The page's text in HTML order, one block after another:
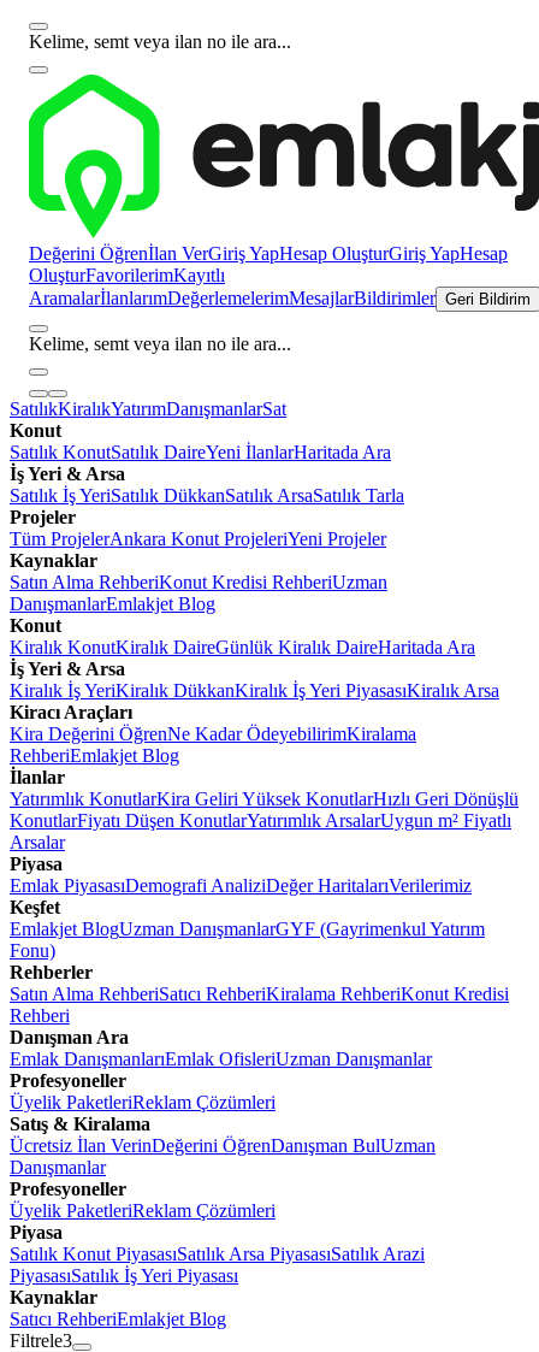
Kelime, semt veya ilan no ile ara...
Değerini Öğrenİlan VerGiriş YapHesap OluşturGiriş YapHesap
OluşturFavorilerimKayıtlı
AramalarİlanlarımDeğerlemelerimMesajlarBildirimler Geri Bildirim
Kelime, semt veya ilan no ile ara...
SatılıkKiralıkYatırımDanışmanlarSat
Konut
Satılık KonutSatılık DaireYeni İlanlarHaritada Ara
İş Yeri & Arsa
Satılık İş YeriSatılık DükkanSatılık ArsaSatılık Tarla
Projeler
Tüm ProjelerAnkara Konut ProjeleriYeni Projeler
Kaynaklar
Satın Alma RehberiKonut Kredisi RehberiUzman
DanışmanlarEmlakjet Blog
Konut
Kiralık KonutKiralık DaireGünlük Kiralık DaireHaritada Ara
İş Yeri & Arsa
Kiralık İş YeriKiralık DükkanKiralık İş Yeri PiyasasıKiralık Arsa
Kiracı Araçları
Kira Değerini ÖğrenNe Kadar ÖdeyebilirimKiralama
RehberiEmlakjet Blog
İlanlar
Yatırımlık KonutlarKira Geliri Yüksek KonutlarHızlı Geri Dönüşlü
KonutlarFiyatı Düşen KonutlarYatırımlık ArsalarUygun m² Fiyatlı
Arsalar
Piyasa
Emlak PiyasasıDemografi AnaliziDeğer HaritalarıVerilerimiz
Keşfet
Emlakjet BlogUzman DanışmanlarGYF (Gayrimenkul Yatırım
Fonu)
Rehberler
Satın Alma RehberiSatıcı RehberiKiralama RehberiKonut Kredisi
Rehberi
Danışman Ara
Emlak DanışmanlarıEmlak OfisleriUzman Danışmanlar
Profesyoneller
Üyelik PaketleriReklam Çözümleri
Satış & Kiralama
Ücretsiz İlan VerinDeğerini ÖğrenDanışman BulUzman
Danışmanlar
Profesyoneller
Üyelik PaketleriReklam Çözümleri
Piyasa
Satılık Konut PiyasasıSatılık Arsa PiyasasıSatılık Arazi
PiyasasıSatılık İş Yeri Piyasası
Kaynaklar
Satıcı RehberiEmlakjet Blog
Filtrele3